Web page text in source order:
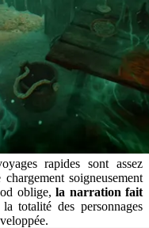
rapides sont assez
soigneusement
oblige, la narration fait
totalité des personnages